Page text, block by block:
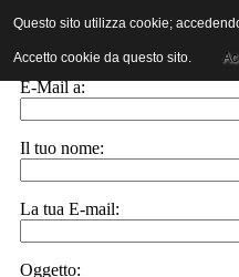
Invia ad un amico.
E-Mail a:
Il tuo nome:
La tua E-mail:
Oggetto:
Questo sito utilizza cookie;
Accetto cookie da questo sito.